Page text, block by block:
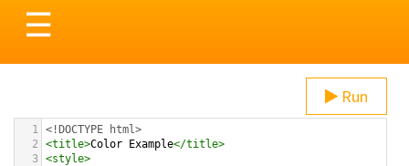
Toggle
navigation
☰
Run
1 <!DOCTYPE html>
2
<title>Color Example</title>
3 <style>